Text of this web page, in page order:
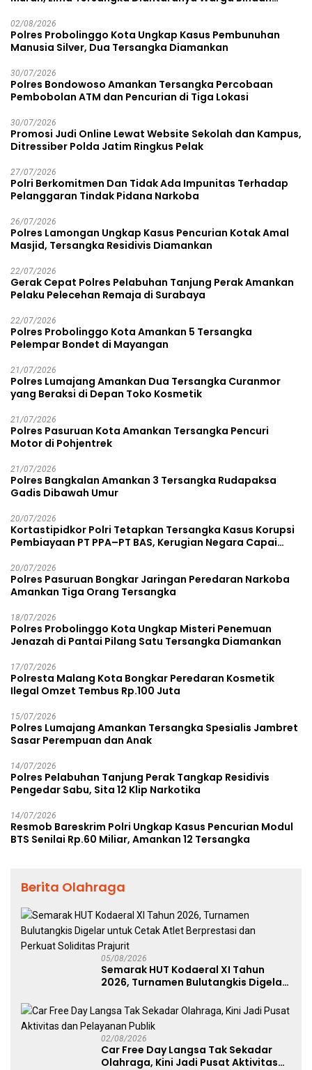
02/08/2026
Polres Probolinggo Kota Ungkap Kasus Pembunuhan
Manusia Silver, Dua Tersangka Diamankan
30/07/2026
Polres Bondowoso Amankan Tersangka Percobaan
Pembobolan ATM dan Pencurian di Tiga Lokasi
30/07/2026
Promosi Judi Online Lewat Website Sekolah dan Kampus,
Ditressiber Polda Jatim Ringkus Pelak
27/07/2026
Polri Berkomitmen Dan Tidak Ada Impunitas Terhadap
Pelanggaran Tindak Pidana Narkoba
26/07/2026
Polres Lamongan Ungkap Kasus Pencurian Kotak Amal
Masjid, Tersangka Residivis Diamankan
22/07/2026
Gerak Cepat Polres Pelabuhan Tanjung Perak Amankan
Pelaku Pelecehan Remaja di Surabaya
22/07/2026
Polres Probolinggo Kota Amankan 5 Tersangka
Pelempar Bondet di Mayangan
21/07/2026
Polres Lumajang Amankan Dua Tersangka Curanmor
yang Beraksi di Depan Toko Kosmetik
21/07/2026
Polres Pasuruan Kota Amankan Tersangka Pencuri
Motor di Pohjentrek
21/07/2026
Polres Bangkalan Amankan 3 Tersangka Rudapaksa
Gadis Dibawah Umur
20/07/2026
Kortastipidkor Polri Tetapkan Tersangka Kasus Korupsi
Pembiayaan PT PPA–PT BAS, Kerugian Negara Capai
20/07/2026
Polres Pasuruan Bongkar Jaringan Peredaran Narkoba
Amankan Tiga Orang Tersangka
18/07/2026
Polres Probolinggo Kota Ungkap Misteri Penemuan
Jenazah di Pantai Pilang Satu Tersangka Diamankan
17/07/2026
Polresta Malang Kota Bongkar Peredaran Kosmetik
Ilegal Omzet Tembus Rp.100 Juta
15/07/2026
Polres Lumajang Amankan Tersangka Spesialis Jambret
Sasar Perempuan dan Anak
14/07/2026
Polres Pelabuhan Tanjung Perak Tangkap Residivis
Pengedar Sabu, Sita 12 Klip Narkotika
14/07/2026
Resmob Bareskrim Polri Ungkap Kasus Pencurian Modul
BTS Senilai Rp.60 Miliar, Amankan 12 Tersangka
Berita Olahraga
05/08/2026
Semarak HUT Kodaeral XI Tahun
2026, Turnamen Bulutangkis Digelar
Perkuat Soliditas Prajurit
02/08/2026
Car Free Day Langsa Tak Sekadar
Olahraga, Kini Jadi Pusat Aktivitas